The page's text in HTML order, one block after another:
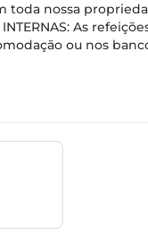
toda nossa
INTERNAS: As
ou nos